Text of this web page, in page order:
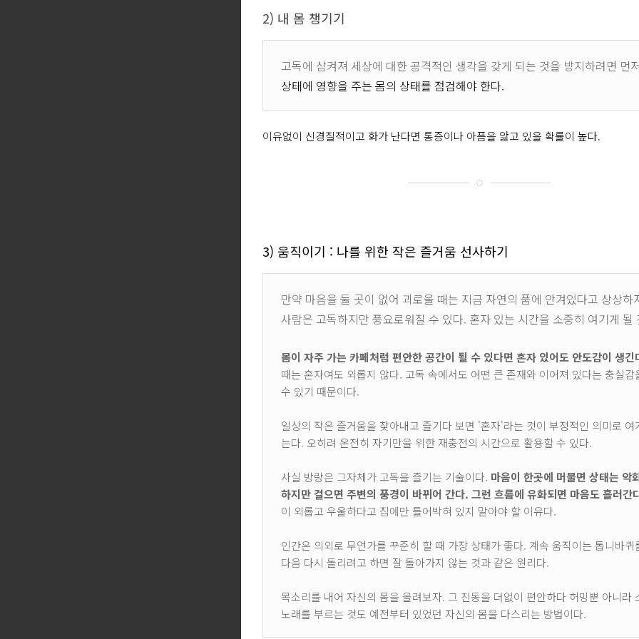
2) 내 몸 챙기기
고독에 삼켜져 세상에 대한 공격적인 생각을 갖게 되는 것을 방지하려면 먼저
상태에 영향을 주는 몸의 상태를 점검해야 한다.
이유없이 신경질적이고 화가 난다면 통증이나 아픔을 앓고 있을 확률이 높다.
3) 움직이기 : 나를 위한 작은 즐거움 선사하기
만약 마음을 둘 곳이 없어 괴로울 때는 지금 자연의 품에 안겨있다고 상상하
사람은 고독하지만 풍요로워질 수 있다. 혼자 있는 시간을 소중히 여기게 될
몸이 자주 가는 카페처럼 편안한 공간이 될 수 있다면 혼자 있어도 안도감이 생긴
때는 혼자여도 외롭지 않다. 고독 속에서도 어떤 큰 존재와 이어져 있다는 충실감
수 있기 때문이다.
일상의 작은 즐거움을 찾아내고 즐기다 보면 '혼자'라는 것이 부정적인 의미로 여
는다. 오히려 온전히 자기만을 위한 재충전의 시간으로 활용할 수 있다.
사실 방랑은 그자체가 고독을 즐기는 기술이다. 마음이 한곳에 머물면 상태는 악
하지만 걸으면 주변의 풍경이 바뀌어 간다. 그런 흐름에 유화되면 마음도 흘러간
이 외롭고 우울하다고 집에만 틀어박혀 있지 말아야 할 이유다.
인간은 의외로 무언가를 꾸준히 할 때 가장 상태가 좋다. 계속 움직이는 톱니바퀴
다음 다시 돌리려고 하면 잘 돌아가지 않는 것과 같은 원리다.
목소리를 내어 자신의 몸을 올려보자. 그 진동을 더없이 편안하다 허밍뿐 아니라
노래를 부르는 것도 예전부터 있었던 자신의 몸을 다스리는 방법이다.